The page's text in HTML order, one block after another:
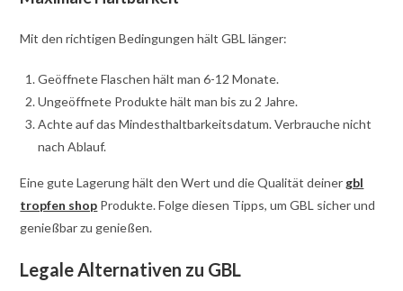
Mit den richtigen Bedingungen hält GBL länger:
Geöffnete Flaschen hält man 6-12 Monate.
Ungeöffnete Produkte hält man bis zu 2 Jahre.
Achte auf das Mindesthaltbarkeitsdatum. Verbrauche nicht
nach Ablauf.
Eine gute Lagerung hält den Wert und die Qualität deiner gbl
tropfen shop Produkte. Folge diesen Tipps, um GBL sicher und
genießbar zu genießen.
Legale Alternativen zu GBL